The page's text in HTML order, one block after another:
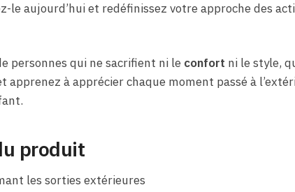
le aujourd’hui et redéfinissez votre approche des
personnes qui ne sacrifient ni le confort ni le style,
apprenez à apprécier chaque moment passé à
produit
les sorties extérieures